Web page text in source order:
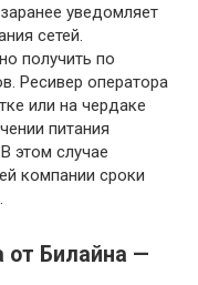
уведомляет
сетей.
получить по
Ресивер оператора
или на чердаке
питания
этом случае
компании сроки
от Билайна —